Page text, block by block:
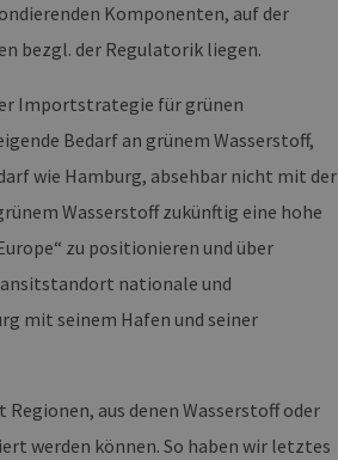
Komponenten, auf der
bezgl. der Regulatorik liegen.
Importstrategie für grünen
Bedarf an grünem Wasserstoff,
wie Hamburg, absehbar nicht mit der
Wasserstoff zukünftig eine hohe
zu positionieren und über
nationale und
mit seinem Hafen und seiner
aus denen Wasserstoff oder
werden können. So haben wir letztes
und die Kontoverwaltung.
der PHP-Sprache
Verwalten von
handelt es sich
jedoch die
Anfragen von der
um die
Das Cookie-
funktionieren.
und Bots zu
gültige Berichte über